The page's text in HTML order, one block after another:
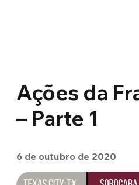
Ações da
– Parte 1
6 de outubro de 2020